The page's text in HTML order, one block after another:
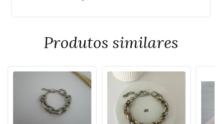
Produtos similares